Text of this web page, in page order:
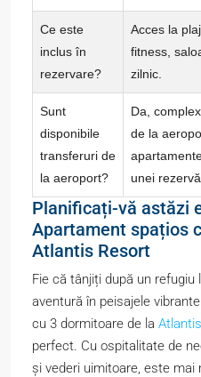
Ce este
inclus în
rezervare?
Acces la
fitness,
zilnic.
Sunt
disponibile
transferuri de
la aeroport?
Da,
de la
unei
Planificați-vă astăzi
Apartament spațios
Atlantis Resort
Fie că tânjiți după un
aventură în peisajele vibrante
cu 3 dormitoare de la
perfect. Cu ospitalitate de
și vederi uimitoare, este